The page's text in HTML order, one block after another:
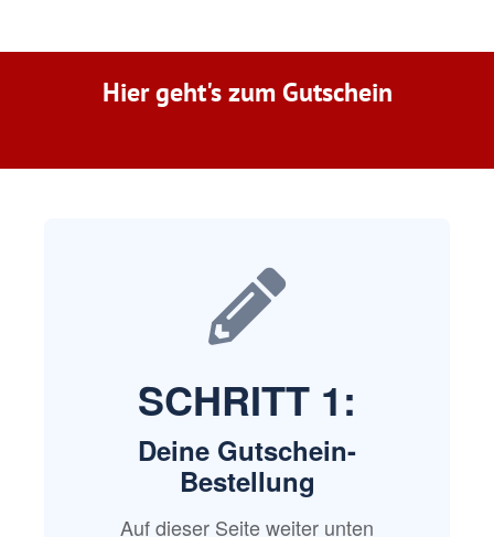
Hier geht's zum Gutschein
SCHRITT 1:
Deine Gutschein-
Bestellung
Auf dieser Seite weiter unten